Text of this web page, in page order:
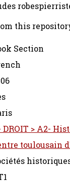
this
Section
DROIT > A2-
toulousain